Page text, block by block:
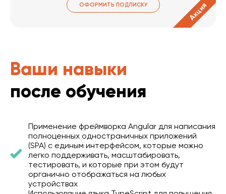
ОФОРМИТЬ ПОДПИСКУ Акция
Ваши навыки
после обучения
Применение фреймворка Angular для написания
полноценных одностраничных приложений
(SPA) с единым интерфейсом, которые можно
легко поддерживать, масштабировать,
тестировать, и которые при этом будут
органично отображаться на любых
устройствах